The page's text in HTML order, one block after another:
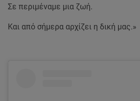
Σε περιμέναμε μια ζωή.
Και από σήμερα αρχίζει η δική μας.»